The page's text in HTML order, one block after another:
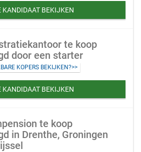
KANDIDAAT BEKIJKEN
te koop
door een starter
KOPERS BEKIJKEN?>>
KANDIDAAT BEKIJKEN
te koop
in Drenthe, Groningen